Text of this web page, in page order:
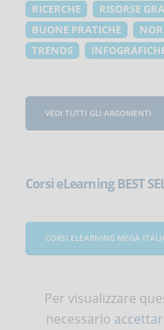
RICERCHE
RISORSE
BUONE PRATICHE
TRENDS
VEDI TUTTI GLI ARGOMENTI
Corsi eLearning BEST
CORSI ELEARNING MEGA
Per visualizzare
necessario